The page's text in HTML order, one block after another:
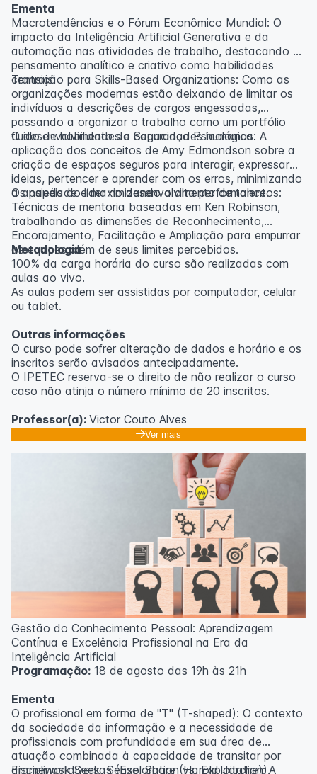
Ementa
Macrotendências e o Fórum Econômico Mundial: O
impacto da Inteligência Artificial Generativa e da
automação nas atividades de trabalho, destacando o
pensamento analítico e criativo como habilidades
centrais.
Transição para Skills-Based Organizations: Como as
organizações modernas estão deixando de limitar os
indivíduos a descrições de cargos engessadas,
passando a organizar o trabalho como um portfólio
fluido de habilidades e capacidades humanas.
O desenvolvimento da Segurança Psicológica: A
aplicação dos conceitos de Amy Edmondson sobre a
criação de espaços seguros para interagir, expressar
ideias, pertencer e aprender com os erros, minimizando
a ansiedade e maximizando a alta performance.
Os papéis do líder no desenvolvimento de talentos:
Técnicas de mentoria baseadas em Ken Robinson,
trabalhando as dimensões de Reconhecimento,
Encorajamento, Facilitação e Ampliação para empurrar
as equipes além de seus limites percebidos.
Metodologia
100% da carga horária do curso são realizadas com
aulas ao vivo.
As aulas podem ser assistidas por computador, celular
ou tablet.
Outras informações
O curso pode sofrer alteração de dados e horário e os
inscritos serão avisados ​​antecipadamente.
O IPETEC reserva-se o direito de não realizar o curso
caso não atinja o número mínimo de 20 inscritos.
Professor(a): Victor Couto Alves
Ver mais
Gestão do Conhecimento Pessoal: Aprendizagem
Contínua e Excelência Profissional na Era da
Inteligência Artificial
Programação: 18 de agosto das 19h às 21h
Ementa
O profissional em forma de "T" (T-shaped): O contexto
da sociedade da informação e a necessidade de
profissionais com profundidade em sua área de
atuação combinada à capacidade de transitar por
disciplinas diversas (Exploration vs. Exploitation).
Framework Seek, Sense, Share (Harold Jarche): A